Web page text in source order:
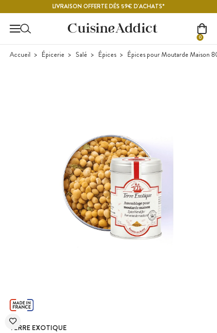
LIVRAISON OFFERTE DÈS 59€ D'ACHATS*
0
Accueil Épicerie Salé Épices Épices pour Moutarde Maison
TERRE EXOTIQUE